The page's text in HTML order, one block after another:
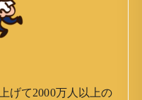
げて2000万人以上の